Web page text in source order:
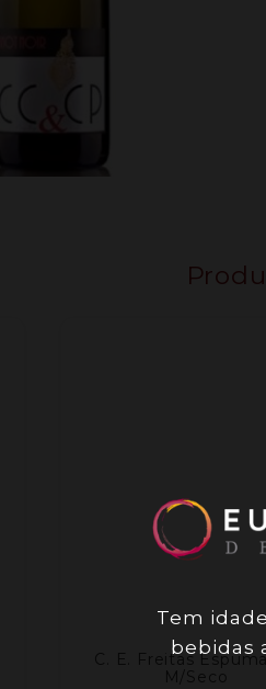
C. E. Freitas
M/Seco
Tem
bebidas